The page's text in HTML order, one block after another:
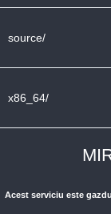
source/
x86_64/
Acest serviciu este